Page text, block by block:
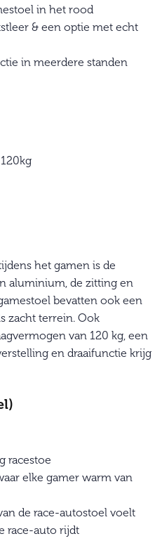
in het rood
& een optie met echt
in meerdere standen
het gamen is de
aluminium, de zitting en
bevatten ook een
zacht terrein. Ook
van 120 kg, een
en draaifunctie krijg
racestoe
elke gamer warm van
de race-autostoel voelt
race-auto rijdt